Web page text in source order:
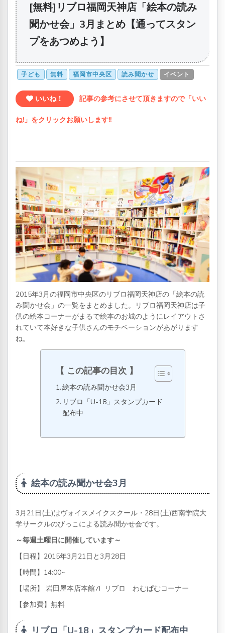
[無料]リブロ福岡天神店「絵本の読み
聞かせ会」3月まとめ【通ってスタン
プをあつめよう】
子ども 無料 福岡市中央区 読み聞かせ イベント
いいね！ 記事の参考にさせて頂きますので「いい
ね!」をクリックお願いします!!
2015年3月の福岡市中央区のリブロ福岡天神店の「絵本の読
み聞かせ会」の一覧をまとめました。リブロ福岡天神店は子
供の絵本コーナーがまるで絵本のお城のようにレイアウトさ
れていて本好きな子供さんのモチベーションがあがります
ね。
この記事の目次
絵本の読み聞かせ会3月
リブロ「U-18」スタンプカード
配布中
絵本の読み聞かせ会3月
3月21日(土)はヴォイスメイクスクール・28日(土)西南学院大
学サークルのびっこによる読み聞かせ会です。
～毎週土曜日に開催しています～
【日程】2015年3月21日と3月28日
【時間】14:00~
【場所】 岩田屋本店本館7F リブロ わむぱむコーナー
【参加費】無料